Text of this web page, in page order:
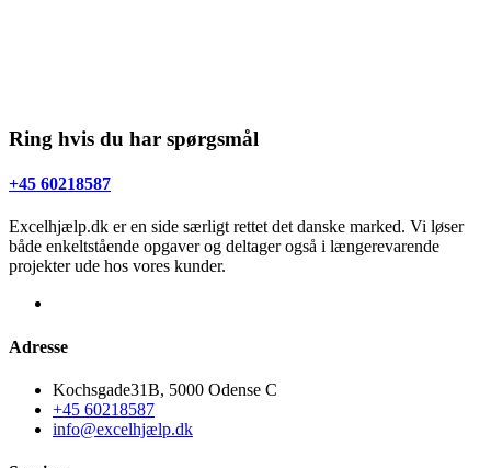
Ring hvis du har spørgsmål
+45 60218587
Excelhjælp.dk er en side særligt rettet det danske marked. Vi løser
både enkeltstående opgaver og deltager også i længerevarende
projekter ude hos vores kunder.
Adresse
Kochsgade31B, 5000 Odense C
+45 60218587
info@excelhjælp.dk